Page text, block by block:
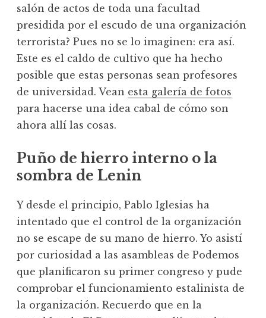
salón de actos de toda una facultad
presidida por el escudo de una organización
terrorista? Pues no se lo imaginen: era así.
Este es el caldo de cultivo que ha hecho
posible que estas personas sean profesores
de universidad. Vean esta galería de fotos
para hacerse una idea cabal de cómo son
ahora allí las cosas.
Puño de hierro interno o la
sombra de Lenin
Y desde el principio, Pablo Iglesias ha
intentado que el control de la organización
no se escape de su mano de hierro. Yo asistí
por curiosidad a las asambleas de Podemos
que planificaron su primer congreso y pude
comprobar el funcionamiento estalinista de
la organización. Recuerdo que en la